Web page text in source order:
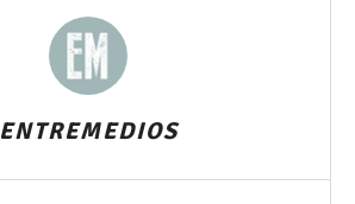
ENTREMEDIOS